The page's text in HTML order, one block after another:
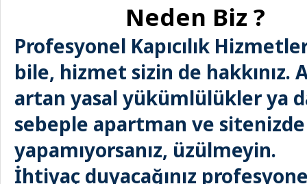
Neden Biz ?
Profesyonel Kapıcılık
bile, hizmet sizin de hakkınız.
artan yasal yükümlülükler ya
sebeple apartman ve sitenizde
yapamıyorsanız, üzülmeyin.
İhtiyaç duyacağınız